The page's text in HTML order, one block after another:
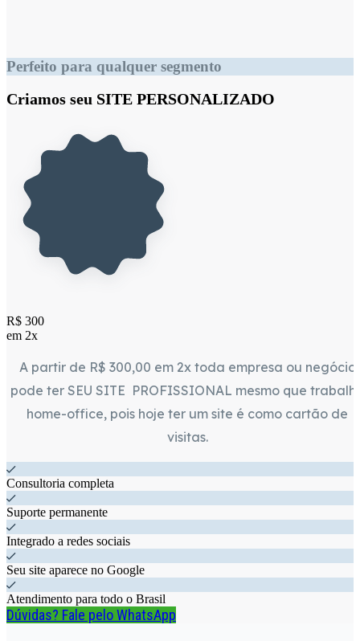
Perfeito para qualquer segmento
Criamos seu SITE PERSONALIZADO
R$ 300
em 2x
A partir de R$ 300,00 em 2x toda empresa ou negócio
pode ter SEU SITE PROFISSIONAL mesmo que
home-office, pois hoje ter um site é como cartão de
visitas.
Consultoria completa
Suporte permanente
Integrado a redes sociais
Seu site aparece no Google
Atendimento para todo o Brasil
Dúvidas? Fale pelo WhatsApp